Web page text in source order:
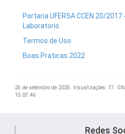
Portaria UFERSA CCEN 20/
Laboratorio
Termos de Uso
Boas Praticas 2022
25 de setembro de 2025. Visualizações: 77.
15:07:46
Redes